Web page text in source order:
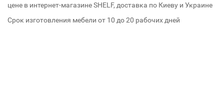
цене в интернет-магазине SHELF, доставка по Киеву и Украине
Срок изготовления мебели от 10 до 20 рабочих дней